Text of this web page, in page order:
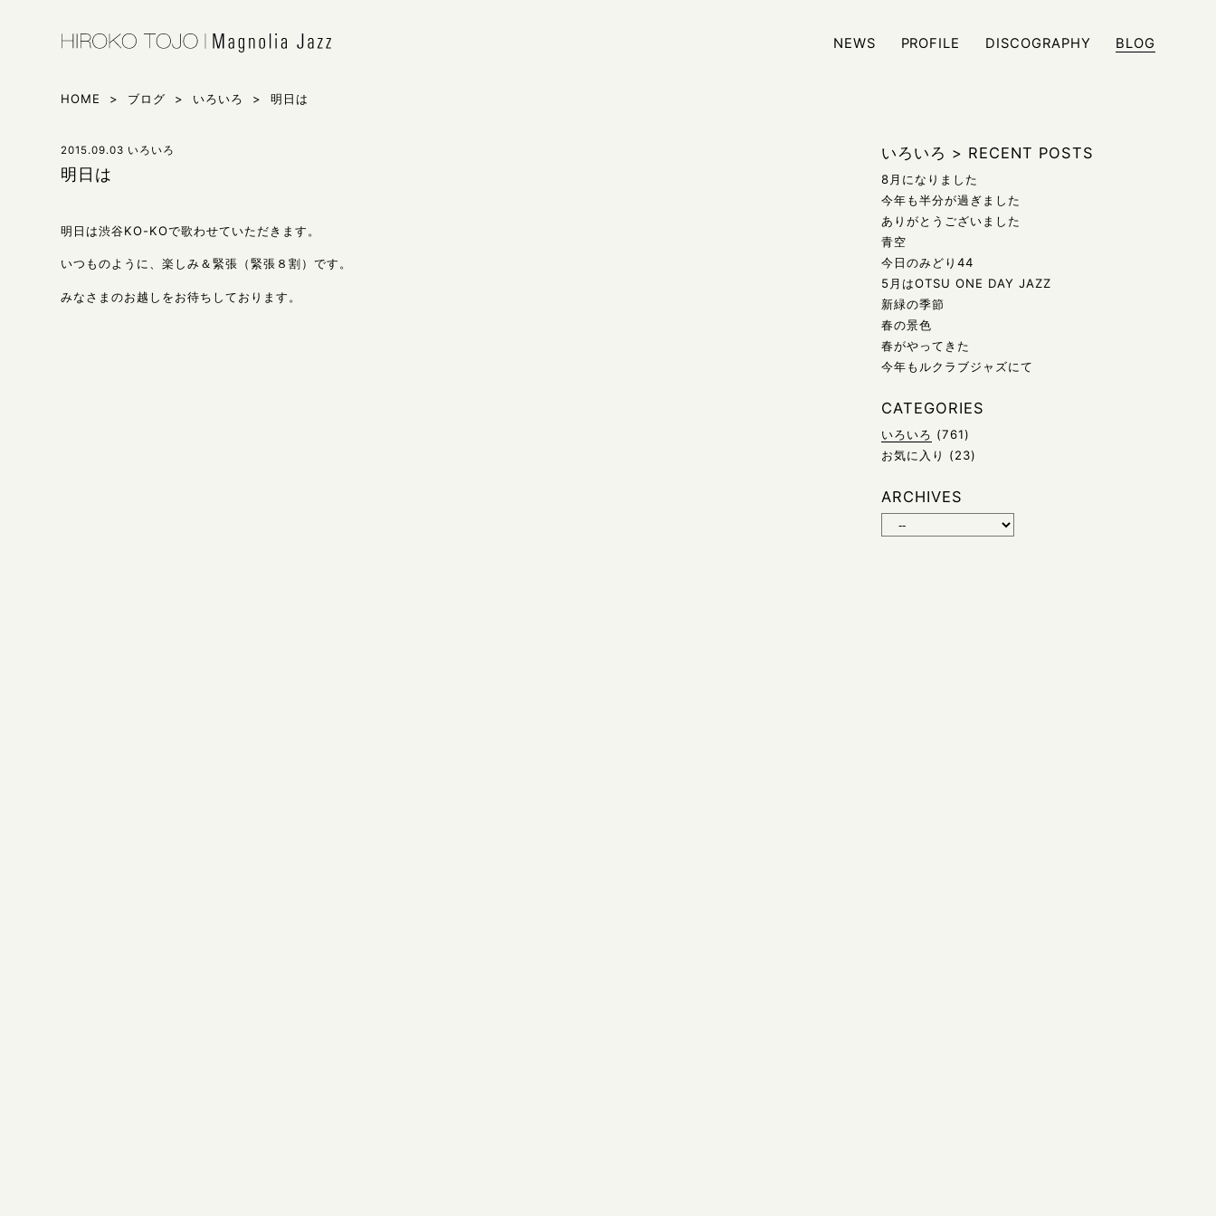
NEWS PROFILE DISCOGRAPHY BLOG
HOME > ブログ > いろいろ > 明日は
2015.09.03 いろいろ
明日は
明日は渋谷KO-KOで歌わせていただきます。
いつものように、楽しみ＆緊張（緊張８割）です。
みなさまのお越しをお待ちしております。
いろいろ > RECENT POSTS
8月になりました
今年も半分が過ぎました
ありがとうございました
青空
今日のみどり44
5月はOTSU ONE DAY JAZZ
新緑の季節
春の景色
春がやってきた
今年もルクラブジャズにて
CATEGORIES
いろいろ (761)
お気に入り
(23)
ARCHIVES